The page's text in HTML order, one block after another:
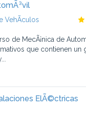
VehÃ­culos
de MecÃ¡nica de
que contienen un
ElÃ©ctricas